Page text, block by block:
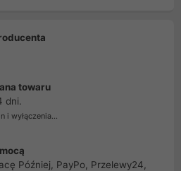
towaru
dni.
i wyłączenia...
Później, PayPo, Przelewy24,